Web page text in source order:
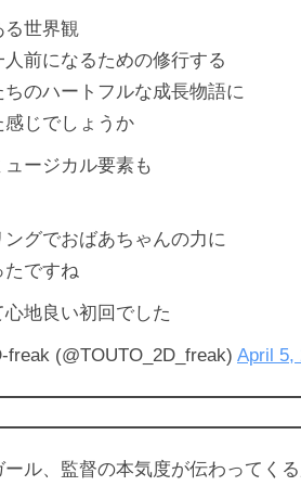
る世界観
前になるための修行する
ちのハートフルな成長物語に
感じでしょうか
ージカル要素も
ングでおばあちゃんの力に
たですね
地良い初回でした
(@TOUTO_2D_freak) April 5,
ール、監督の本気度が伝わってく